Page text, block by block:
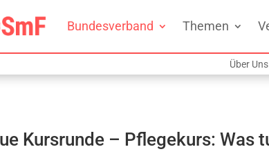
Bundesverband Themen
Über Uns
Kursrunde – Pflegekurs: Was